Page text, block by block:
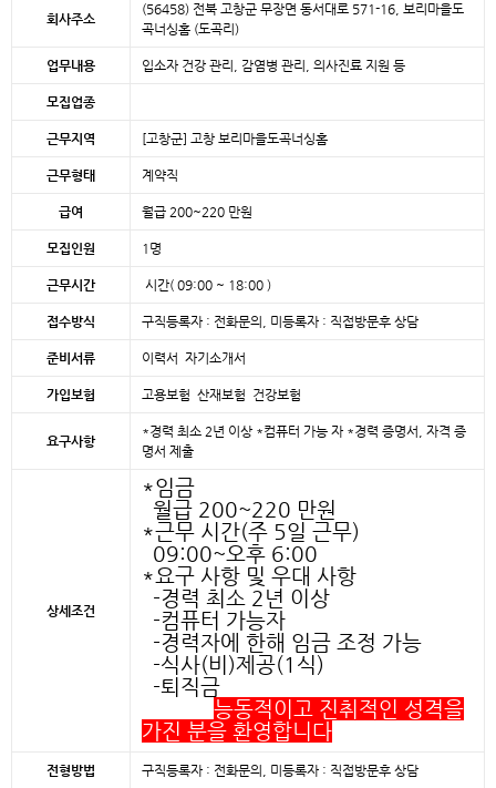
회사주소
(56458) 전북 고창군 무장면 동서대로 571-16, 보리마을도
곡너싱홈 (도곡리)
업무내용 입소자 건강 관리, 감염병 관리, 의사진료 지원 등
모집업종
근무지역 [고창군] 고창 보리마을도곡너싱홈
근무형태 계약직
급여 월급 200~220 만원
모집인원 1명
근무시간 시간( 09:00 ~ 18:00 )
접수방식 구직등록자 : 전화문의, 미등록자 : 직접방문후 상담
준비서류 이력서 자기소개서
가입보험 고용보험 산재보험 건강보험
요구사항
*경력 최소 2년 이상 *컴퓨터 가능 자 *경력 증명서, 자격 증
명서 제출
상세조건
*임금
월급 200~220 만원
*근무 시간(주 5일 근무)
09:00~오후 6:00
*요구 사항 및 우대 사항
-경력 최소 2년 이상
-컴퓨터 가능자
-경력자에 한해 임금 조정 가능
-식사(비)제공(1식)
-퇴직금
능동적이고 진취적인 성격을
가진 분을 환영합니다
전형방법 구직등록자 : 전화문의, 미등록자 : 직접방문후 상담